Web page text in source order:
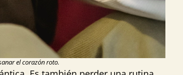
el corazón roto.